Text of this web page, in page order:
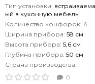
Тип установки:
ый в кухонную мебель
Количество конфорок: 4
Ширина прибора: 58 см
Высота прибора: 5,6 см
Глубина прибора: 50 см
Страна производства: -
0